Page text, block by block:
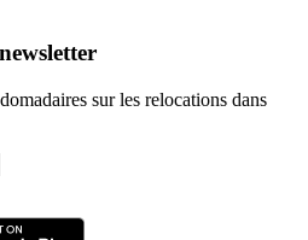
sur les relocations dans